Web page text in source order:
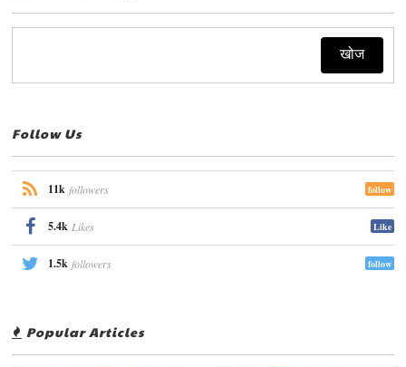
Follow Us
11k followers follow
5.4k Likes Like
1.5k followers follow
Popular Articles